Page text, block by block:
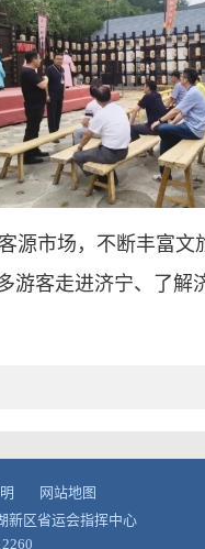
源市场，不断丰富
游客走进济宁、了
网站地图
新区省运会指挥中心